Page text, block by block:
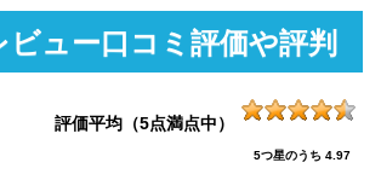
ンg-
（2026/06/30迄）
スペシャル Ｔ90
g-
90,000円
2026/06/06
ビュー口コミ評価や評判
評価平均（5点満点中）
5つ星のうち 4.97